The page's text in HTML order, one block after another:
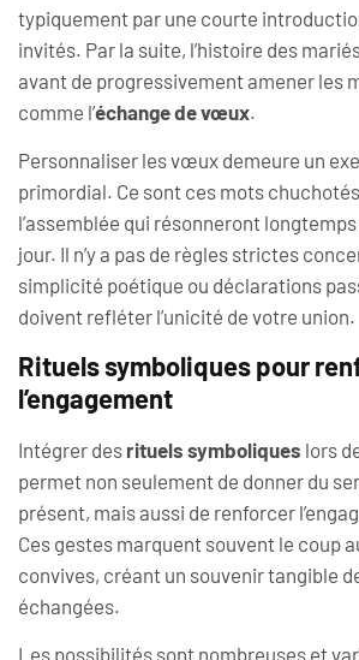
typiquement par une courte
invités. Par la suite, l’histoire des
avant de progressivement amener les
comme l’échange de vœux.
Personnaliser les vœux demeure un
primordial. Ce sont ces mots
l’assemblée qui résonneront
jour. Il n’y a pas de règles strictes
simplicité poétique ou déclarations
doivent refléter l’unicité de votre union.
Rituels symboliques pour
l’engagement
Intégrer des rituels symboliques lors
permet non seulement de donner du
présent, mais aussi de renforcer
Ces gestes marquent souvent le coup
convives, créant un souvenir tangible
échangées.
Les possibilités sont nombreuses et